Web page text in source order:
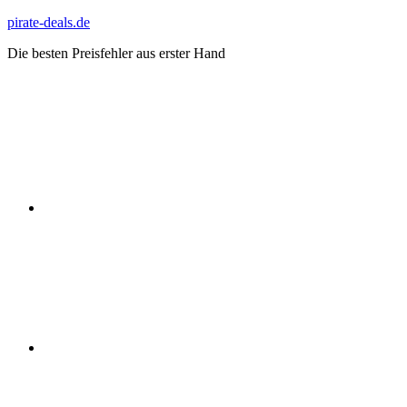
Zum
springen
pirate-deals.de
Die besten Preisfehler aus erster Hand